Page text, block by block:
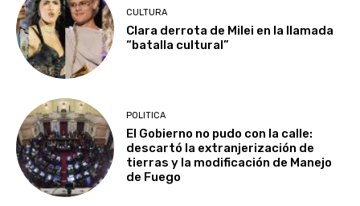
CULTURA
Clara derrota de Milei en la llamada
“batalla cultural”
POLITICA
El Gobierno no pudo con la calle:
descartó la extranjerización de
tierras y la modificación de Manejo
de Fuego